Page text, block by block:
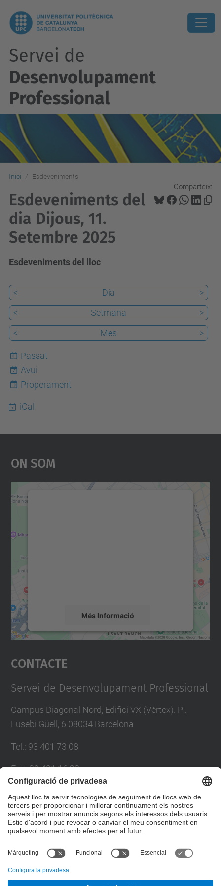
Servei de
Desenvolupament
Professional
Inici Esdeveniments
Comparteix:
Esdeveniments del
dia Dijous, 11.
Setembre 2025
Esdeveniments del lloc
< Dia
>
<
Setmana
>
<
Mes >
Passat
7
Avui
Properament
iCal
On Som
Més Informació
Accepta
powered by
Contacte
Servei de Desenvolupament Professional
Campus Diagonal Nord, Edifici VX (Vèrtex). Pl.
Eusebi Güell, 6 08034 Barcelona
Tel. : 93 401 73 08
Fax:93 401 16 22
Directori UPC
Formulari de contacte